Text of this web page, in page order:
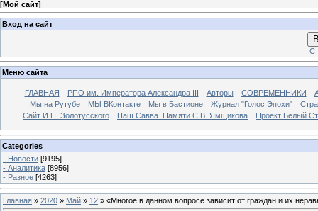
[Мой сайт]
Вход на сайт
Меню сайта
ГЛАВНАЯ РПО им. Императора Александра III Авторы СОВРЕМЕННИКИ
Мы на Рутубе
МЫ ВКонтакте Мы в Бастионе Журнал "Голос Эпохи"
Сайт И.П. Золотусского
Наш Савва. Памяти С.В. Ямщикова Проект Белый
Categories
- Новости [9195]
- Аналитика [8956]
- Разное [4263]
Главная » 2020 » Май » 12 » «Многое в данном вопросе зависит от граждан и их